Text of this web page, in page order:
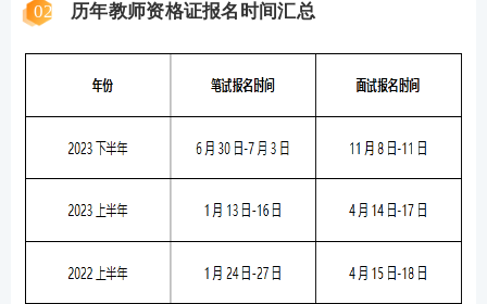
02 历年教师资格证报名时间汇总